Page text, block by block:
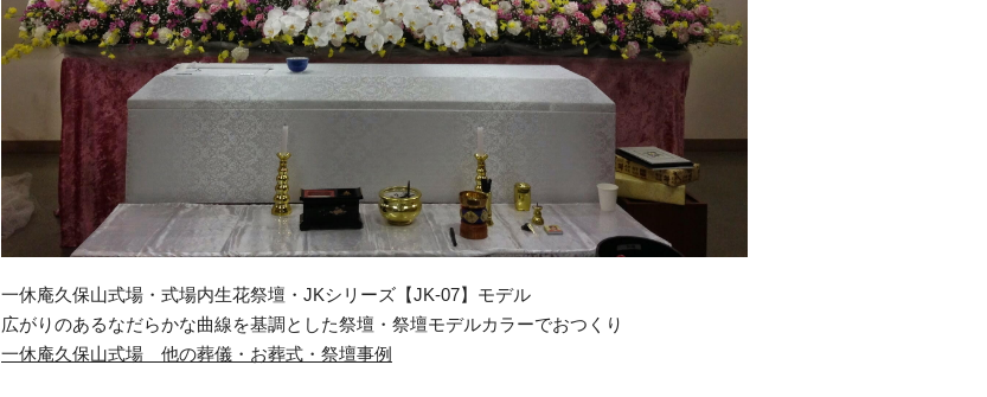
一休庵久保山式場・式場内生花祭壇・JKシリーズ【JK-07】モデル
広がりのあるなだらかな曲線を基調とした祭壇・祭壇モデルカラーでおつくり
一休庵久保山式場 他の葬儀・お葬式・祭壇事例